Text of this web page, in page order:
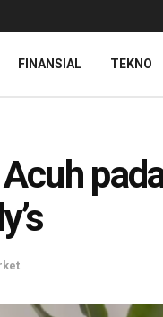
FINANSIAL TEKNO